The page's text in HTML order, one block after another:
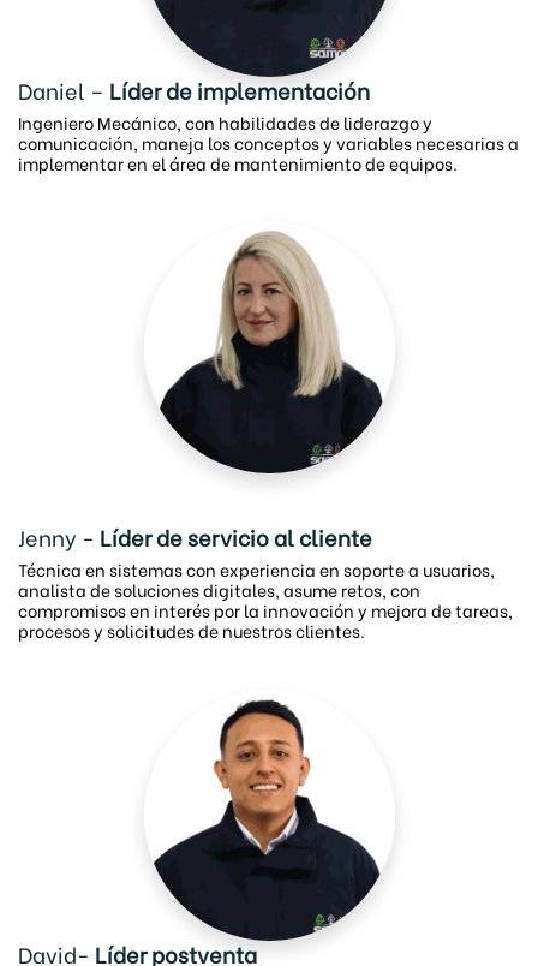
Daniel – Líder de implementación
Ingeniero Mecánico, con habilidades de liderazgo y
comunicación, maneja los conceptos y variables necesarias a
implementar en el área de mantenimiento de equipos.
Jenny - Líder de servicio al cliente
Técnica en sistemas con experiencia en soporte a usuarios,
analista de soluciones digitales, asume retos, con
compromisos en interés por la innovación y mejora de tareas,
procesos y solicitudes de nuestros clientes.
David- Líder postventa